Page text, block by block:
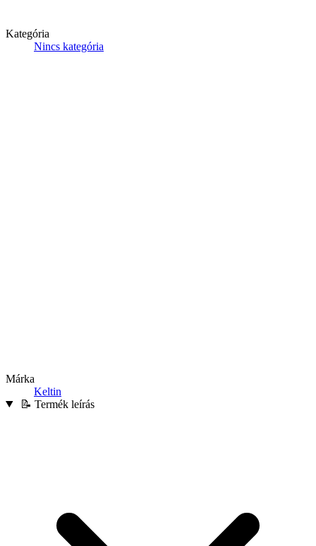
Kategória
Nincs kategória
Márka
Keltin
📝 Termék leírás